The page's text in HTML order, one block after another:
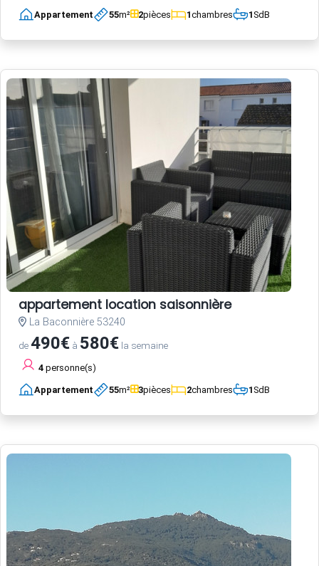
Appartement 55m² 2pièces 1chambres 1SdB
appartement location saisonnière
La Baconnière 53240
de490€ à 580€ la semaine
4 personne(s)
Appartement 55m² 3pièces 2chambres 1SdB